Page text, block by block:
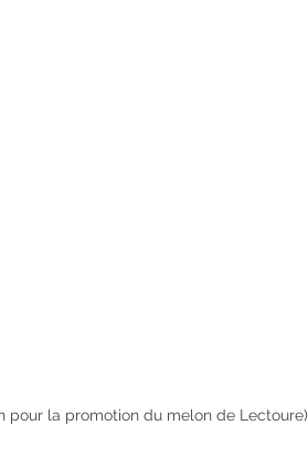
pour la promotion du melon de Lectoure)